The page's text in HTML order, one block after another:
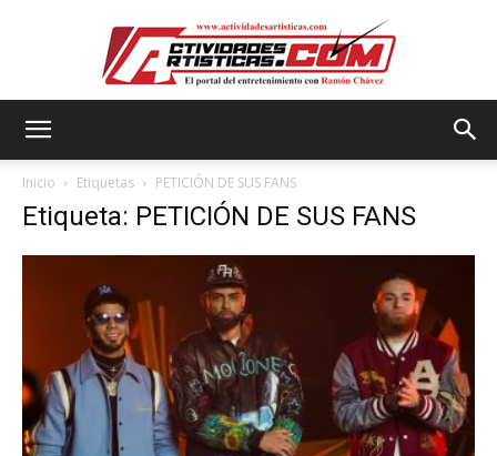
Inicio Etiquetas PETICIÓN DE SUS FANS
Etiqueta: PETICIÓN DE SUS FANS